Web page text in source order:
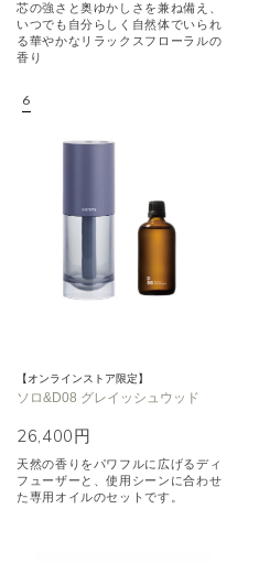
芯の強さと奥ゆかしさを兼ね備え、
いつでも自分らしく自然体でいられ
る華やかなリラックスフローラルの
香り
【オンラインストア限定】
ソロ&D08 グレイッシュウッド
26,400円
天然の香りをパワフルに広げるディ
フューザーと、使用シーンに合わせ
た専用オイルのセットです。